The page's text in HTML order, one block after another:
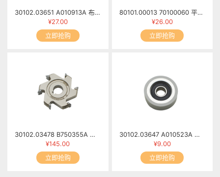
30102.03651 A010913A 布抛光轮 MFB60-0913/00
¥27.00
立即抢购
80101.00013 70100060 平面皮带1655mm×20mm×1.7mm
¥26.00
立即抢购
30102.03478 B750355A 修边小刀(2) 6T×φ69×13×φ16 R2
¥145.00
立即抢购
30102.03647 A010523A 胶轮 MFB60-0523
¥9.00
立即抢购